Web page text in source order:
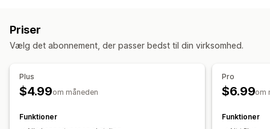
Produktside
Baggrunde
Dynamisk på mobil
Priser
Vælg det abonnement, der passer bedst til din virksomhed.
Plus
$4.99om måneden
Funktioner
Pro
$6.99om
Funktioner